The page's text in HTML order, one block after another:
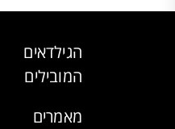
הגילדאים
המובילים
מאמרים